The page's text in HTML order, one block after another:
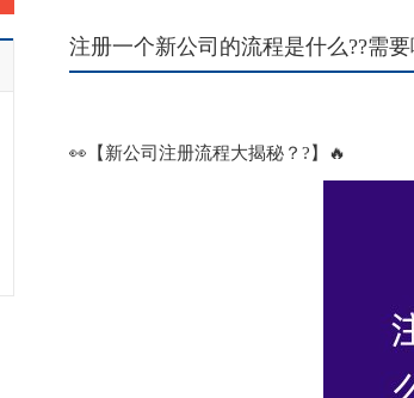
注册一个新公司的流程是什么??需
👀【新公司注册流程大揭秘？?】🔥